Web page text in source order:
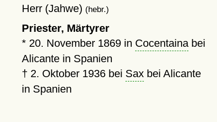
Herr (Jahwe) (hebr.)
Priester, Märtyrer
* 20. November 1869in Cocentainabei
Alicante in Spanien
† 2. Oktober 1936bei Saxbei Alicante
in Spanien